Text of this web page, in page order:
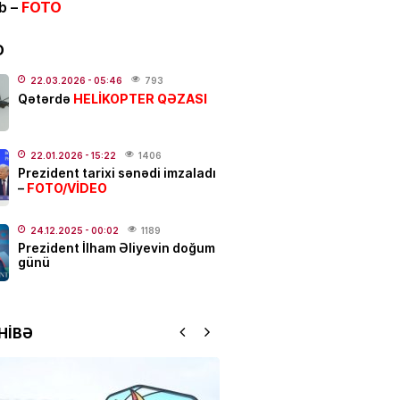
- 00:12
Ad günü keçirilən generalın
oldu
sabiq nazir vəfat
– FOTO
22.03.2026 - 05:46 793
Qətərdə HELİKOPTER QƏZASI
22.01.2026 - 15:22 1406
Prezident tarixi sənədi imzaladı
– FOTO/VİDEO
24.12.2025 - 00:02 1189
Prezident İlham Əliyevin doğum
günü